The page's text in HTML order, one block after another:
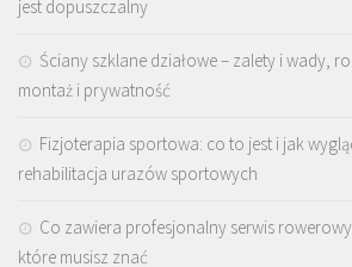
jest dopuszczalny
Ściany szklane działowe – zalety i wady,
montaż i prywatność
Fizjoterapia sportowa: co to jest i jak
rehabilitacja urazów sportowych
Co zawiera profesjonalny serwis
które musisz znać